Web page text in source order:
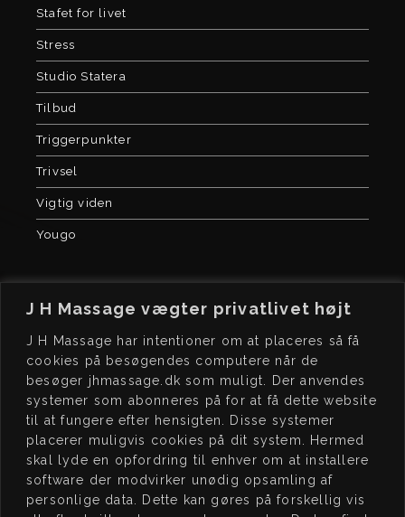
J H Massage vægter privatlivet højt
J H Massage har intentioner om at placeres så få
cookies på besøgendes computere når de
besøger jhmassage.dk som muligt. Der anvendes
systemer som abonneres på for at få dette website
til at fungere efter hensigten. Disse systemer
placerer muligvis cookies på dit system. Hermed
skal lyde en opfordring til enhver om at installere
software der modvirker unødig opsamling af
personlige data. Dette kan gøres på forskellig vis
Stafet for livet
Stress
Studio Statera
Tilbud
Triggerpunkter
Trivsel
Vigtig viden
Yougo
J HMASSAGE
Kochsgade 23, dør 3
5000 Odense C
CVR 41576472
BOOK
Book tid på
www.jhmassage.dk/book
JEGSTØTTER ÅB NINGSTIDER